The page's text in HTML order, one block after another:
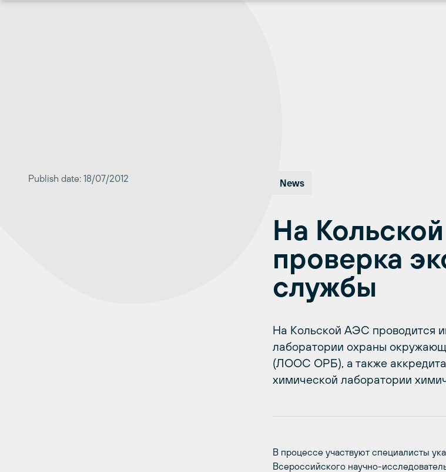
Publish date: 18/07/2012 News
На
проверка
службы
На Кольской АЭС проводится
лаборатории охраны
(ЛООС ОРБ), а также
химической лаборатории
В процессе участвуют специалисты
Всероссийского научно-